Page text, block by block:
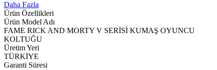
Daha Fazla
Ürün Özellikleri
Ürün Model Adı
FAME RICK AND MORTY V SERİSİ KUMAŞ OYUNCU
KOLTUĞU
Üretim Yeri
TÜRKİYE
Garanti Süresi